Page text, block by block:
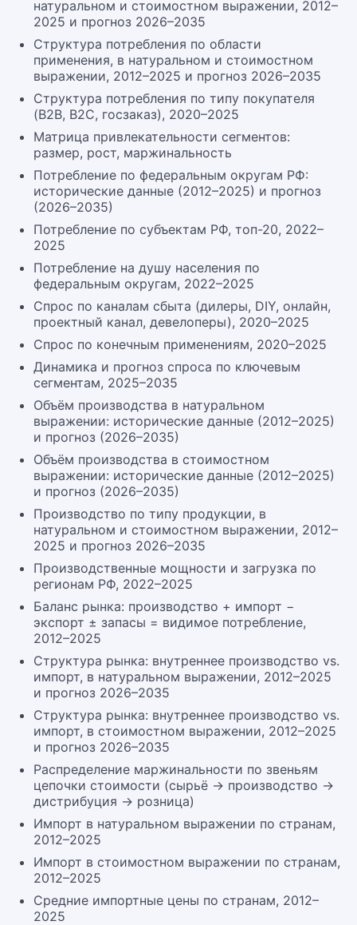
натуральном и стоимостном выражении, 2012–
2025 и прогноз 2026–2035
Структура потребления по области
применения, в натуральном и стоимостном
выражении, 2012–2025 и прогноз 2026–2035
Структура потребления по типу покупателя
(B2B, B2C, госзаказ), 2020–2025
Матрица привлекательности сегментов:
размер, рост, маржинальность
Потребление по федеральным округам РФ:
исторические данные (2012–2025) и прогноз
(2026–2035)
Потребление по субъектам РФ, топ-20, 2022–
2025
Потребление на душу населения по
федеральным округам, 2022–2025
Спрос по каналам сбыта (дилеры, DIY, онлайн,
проектный канал, девелоперы), 2020–2025
Спрос по конечным применениям, 2020–2025
Динамика и прогноз спроса по ключевым
сегментам, 2025–2035
Объём производства в натуральном
выражении: исторические данные (2012–2025)
и прогноз (2026–2035)
Объём производства в стоимостном
выражении: исторические данные (2012–2025)
и прогноз (2026–2035)
Производство по типу продукции, в
натуральном и стоимостном выражении, 2012–
2025 и прогноз 2026–2035
Производственные мощности и загрузка по
регионам РФ, 2022–2025
Баланс рынка: производство + импорт −
экспорт ± запасы = видимое потребление,
2012–2025
Структура рынка: внутреннее производство vs.
импорт, в натуральном выражении, 2012–2025
и прогноз 2026–2035
Структура рынка: внутреннее производство vs.
импорт, в стоимостном выражении, 2012–2025
и прогноз 2026–2035
Распределение маржинальности по звеньям
цепочки стоимости (сырьё → производство →
дистрибуция → розница)
Импорт в натуральном выражении по странам,
2012–2025
Импорт в стоимостном выражении по странам,
2012–2025
Средние импортные цены по странам, 2012–
2025